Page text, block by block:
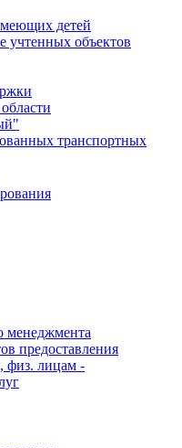
детей
учтенных объектов
транспортных
менеджмента
предоставления
физ. лицам -